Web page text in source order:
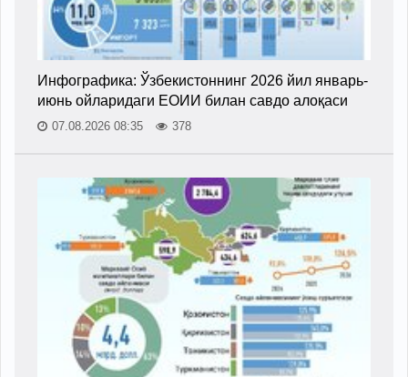
Инфографика: Ўзбекистоннинг 2026 йил январь-
июнь ойларидаги ЕОИИ билан савдо алоқаси
07.08.2026 08:35 378